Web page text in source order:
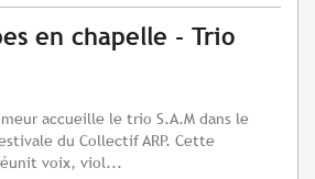
en chapelle - Trio
accueille le trio S.A.M dans le
du Collectif ARP. Cette
voix, viol...